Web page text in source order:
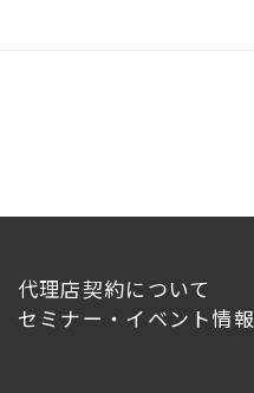
代理店契約について
セミナー・イベント情報